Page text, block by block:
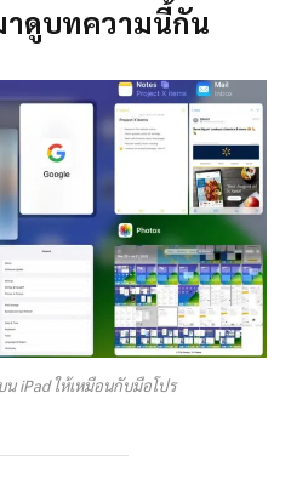
ดูบทความนี้กัน
น iPad ให้เหมือนกับมือโปร